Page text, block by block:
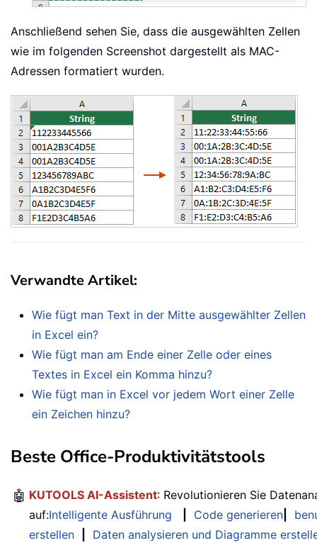
Anschließend sehen Sie, dass die ausgewählten Zellen
wie im folgenden Screenshot dargestellt als MAC-
Adressen formatiert wurden.
Verwandte Artikel:
Wie fügt man Text in der Mitte ausgewählter Zellen
in Excel ein?
Wie fügt man am Ende einer Zelle oder eines
Textes in Excel ein Komma hinzu?
Wie fügt man in Excel vor jedem Wort einer Zelle
ein Zeichen hinzu?
Beste Office-Produktivitätstools
🤖 KUTOOLS AI-Assistent: Revolutionieren Sie
auf:Intelligente Ausführung Code generieren
erstellen
Daten analysieren und Diagramme